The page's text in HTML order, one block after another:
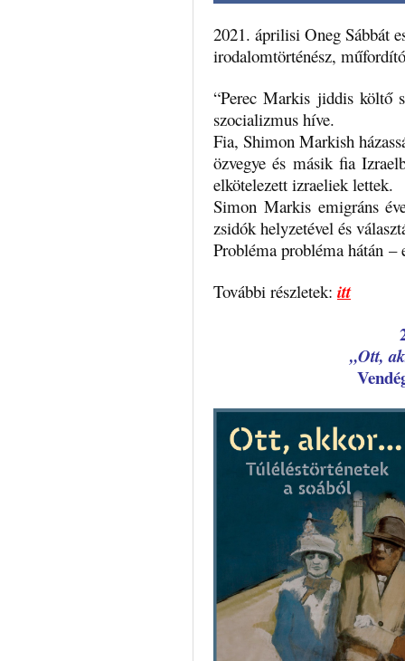
2021. áprilisi Oneg Sábbát
irodalomtörténész,
“Perec Markis jiddis költő
szocializmus híve.
Fia, Shimon Markish
özvegye és másik fia
elkötelezett izraeliek lettek.
Simon Markis emigráns
zsidók helyzetével és
Probléma probléma hátán –
További részletek: itt
„Ott,